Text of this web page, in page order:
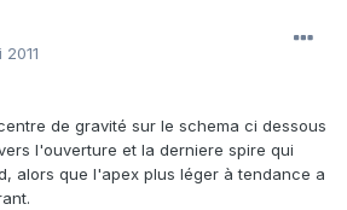
2011
de gravité sur le schema ci dessous
l'ouverture et la derniere spire qui
alors que l'apex plus léger à tendance a